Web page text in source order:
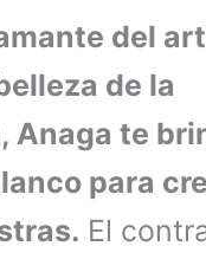
del
de la
Anaga te
para
El